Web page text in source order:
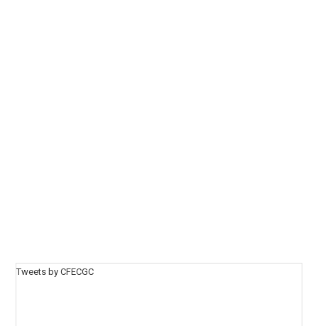
Tweets by CFECGC